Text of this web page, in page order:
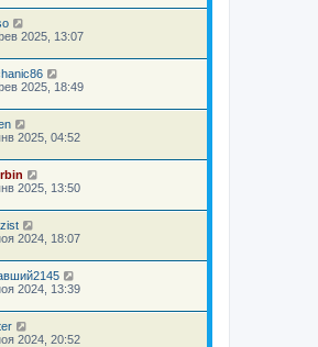
2025, 13:07
2025, 18:49
2025, 04:52
2025, 13:50
2024, 18:07
2024, 13:39
2024, 20:52